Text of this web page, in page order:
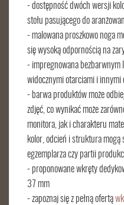
- dostępność dwóch wersji
stołu pasującego do
- malowana proszkowo noga
się wysoką odpornością na
- impregnowana bezbarwnym
widocznymi otarciami i innymi
- barwa produktów może
zdjęć, co wynikać może
monitora, jak i charakteru
kolor, odcień i struktura mogą
egzemplarza czy partii
- proponowane wkręty
37 mm
- zapoznaj się z pełną ofertą